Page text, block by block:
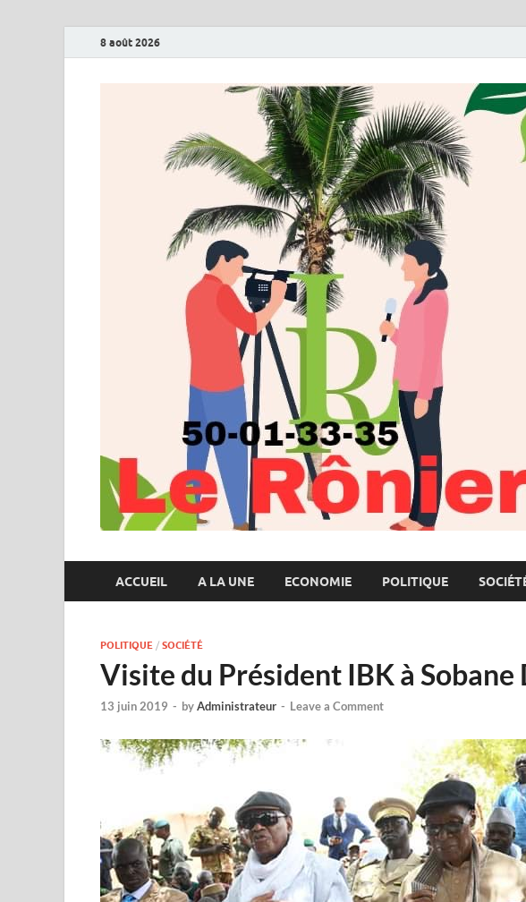
8 août 2026
ACCUEIL A LA UNE ECONOMIE POLITIQUE
POLITIQUE / SOCIÉTÉ
Visite du Président IBK à Sobane
13 juin 2019 - byAdministrateur - Leave a Comment